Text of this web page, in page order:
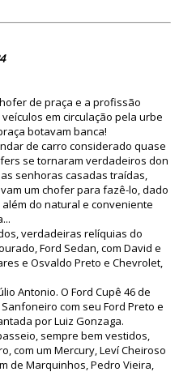
de praça e a profissão
em circulação pela urbe
botavam banca!
de carro considerado quase
se tornaram verdadeiros don
senhoras casadas traídas,
um chofer para fazê-lo, dado
do natural e conveniente
verdadeiras relíquias do
Ford Sedan, com David e
e Osvaldo Preto e Chevrolet,
Antonio. O Ford Cupê 46 de
com seu Ford Preto e
por Luiz Gonzaga.
sempre bem vestidos,
com um Mercury, Leví Cheiroso
de Marquinhos, Pedro Vieira,